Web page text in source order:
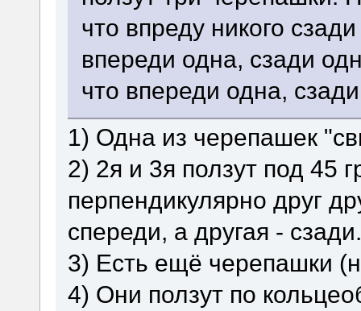
что впреду никого
впереди одна, сзади
что впереди одна,
1) Одна из черепашек
2) 2я и 3я ползут под 45
перпендикулярно друг
спереди, а другая - сзади.
3) Есть ещё черепашки
4) Они ползут по